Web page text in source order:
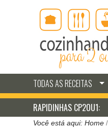
TODAS AS RECEITAS
RAPIDINHAS CP2OU1:
Jantar pá-pum:
Você está aqui: Home /